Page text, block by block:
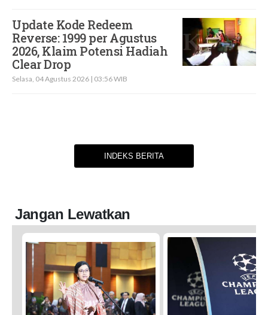
Update Kode Redeem
Reverse: 1999 per Agustus
2026, Klaim Potensi Hadiah
Clear Drop
Selasa, 04 Agustus 2026 | 03:56 WIB
INDEKS BERITA
Jangan Lewatkan